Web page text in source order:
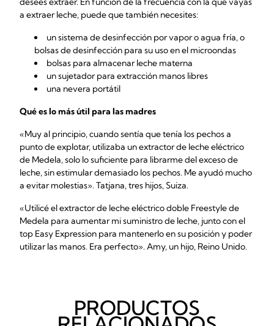
a extraer leche, puede que también necesites:
un sistema de desinfección por vapor o agua fría, o
bolsas de desinfección para su uso en el microondas
bolsas para almacenar leche materna
unsujetador para extracción manos libres
una nevera portátil
Qué es lo más útil para las madres
«Muy al principio, cuando sentía que tenía los pechos a
punto de explotar, utilizaba un extractor de leche eléctrico
de Medela, solo lo suficiente para librarme del exceso de
leche, sin estimular demasiado los pechos. Me ayudó mucho
a evitar molestias». Tatjana, tres hijos, Suiza.
«Utilicé el extractor de leche eléctrico doble Freestyle de
Medela para aumentar mi suministro de leche, junto con el
top Easy Expression para mantenerlo en su posición y poder
utilizar las manos. Era perfecto». Amy, un hijo, Reino Unido.
PRODUCTOS